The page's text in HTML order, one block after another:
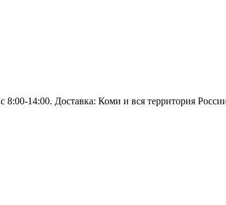
8:00-14:00. Доставка: Коми и вся территория